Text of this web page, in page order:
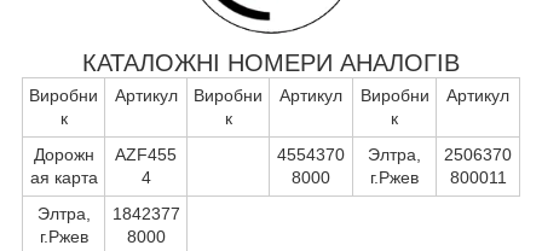
КАТАЛОЖНІ НОМЕРИ АНАЛОГІВ
Виробни
к
Артикул
Виробни
к
Артикул
Виробни
к
Артикул
Дорожн
ая карта
AZF455
4
4554370
8000
Элтра,
г.Ржев
2506370
800011
Элтра,
г.Ржев
1842377
8000